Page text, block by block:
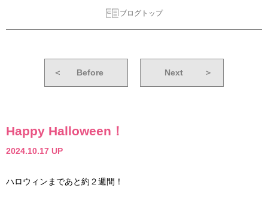
ブログトップ
＜ Before Next ＞
Happy Halloween！
2024.10.17 UP
ハロウィンまであと約２週間！